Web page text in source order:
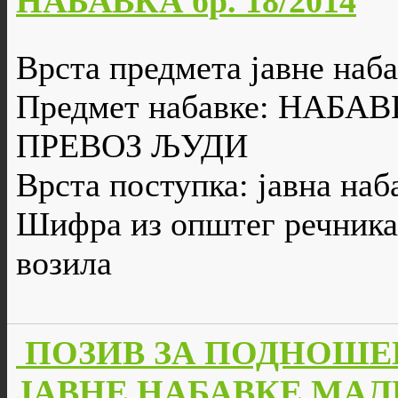
Врста предмета јавне
Предмет набавке:
ПРЕВОЗ ЉУДИ
Врста поступка: јавна
Шифра из општег
возила
ПОЗИВ ЗА